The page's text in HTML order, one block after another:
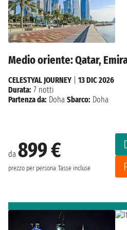
Medio oriente: Qatar,
da 899 €
prezzo per persona Tasse incluse
CELESTYAL JOURNEY
13 DIC 2026
Durata: 7 notti
Partenza da: Doha Sbarco: Doha